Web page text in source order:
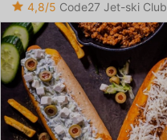
4,8/5 Code27 Jet-ski Club